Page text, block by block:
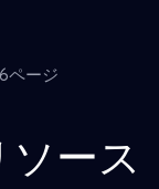
ページ
ース